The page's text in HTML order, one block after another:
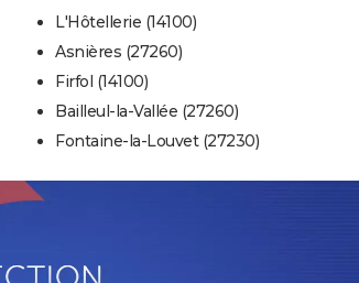
L'Hôtellerie (14100)
Asnières (27260)
Firfol (14100)
Bailleul-la-Vallée (27260)
Fontaine-la-Louvet (27230)